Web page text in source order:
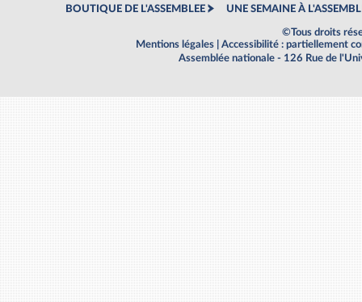
BOUTIQUE DE L'ASSEMBLEE UNE SEMAINE À
©Tous droits
Mentions légales
Accessibilité : partiellement
Assemblée nationale - 126 Rue de